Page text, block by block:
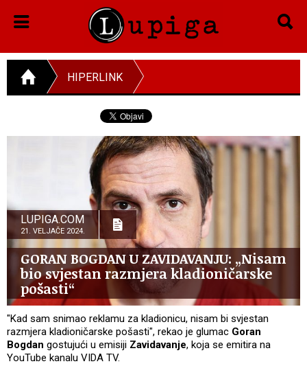
HIPERLINK
LUPIGA.COM
21. VELJAČE 2024.
GORAN BOGDAN U ZAVIDAVANJU: „Nisam
bio svjestan razmjera kladioničarske
pošasti“
"Kad sam snimao reklamu za kladionicu, nisam bi svjestan
razmjera kladioničarske pošasti", rekao je glumac Goran
Bogdan gostujući u emisiji Zavidavanje, koja se emitira na
YouTube kanalu VIDA TV.